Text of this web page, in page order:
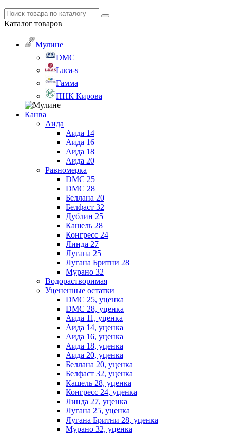
Каталог товаров
Мулине
DMC
Luca-s
Гамма
ПНК Кирова
Канва
Аида
Аида 14
Аида 16
Аида 18
Аида 20
Равномерка
DMC 25
DMC 28
Беллана 20
Белфаст 32
Дублин 25
Кашель 28
Конгресс 24
Линда 27
Лугана 25
Лугана Бритни 28
Мурано 32
Водорастворимая
Уцененные остатки
DMC 25, уценка
DMC 28, уценка
Аида 11, уценка
Аида 14, уценка
Аида 16, уценка
Аида 18, уценка
Аида 20, уценка
Беллана 20, уценка
Белфаст 32, уценка
Кашель 28, уценка
Конгресс 24, уценка
Линда 27, уценка
Лугана 25, уценка
Лугана Бритни 28, уценка
Мурано 32, уценка